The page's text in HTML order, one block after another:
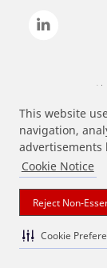
This website
navigation,
advertisements
Cookie Notice
Reject Non-
Cookie